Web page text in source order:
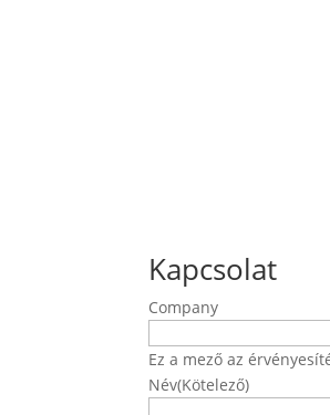
Kapcsolat
Company
Ez a mező az
Név(Kötelező)